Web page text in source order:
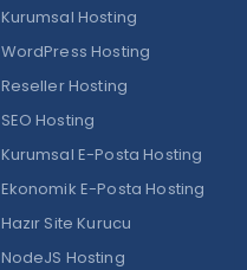
Kurumsal Hosting
WordPress Hosting
Reseller Hosting
SEO Hosting
Kurumsal E-Posta Hosting
Ekonomik E-Posta Hosting
Hazır Site Kurucu
NodeJS Hosting